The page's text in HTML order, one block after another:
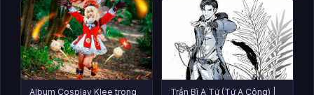
Album Cosplay Klee trong
Trần Bì A Tứ (Tứ A Công) |